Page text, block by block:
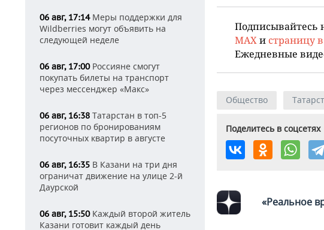
06 авг, 17:14Меры поддержки для
Wildberries могут объявить на
следующей неделе
06 авг, 17:00Россияне смогут
покупать билеты на транспорт
через мессенджер «Макс»
06 авг, 16:38 Татарстан в топ-5
регионов по бронированиям
посуточных квартир в августе
06 авг, 16:35 В Казани на три дня
ограничат движение на улице 2-й
Даурской
06 авг, 15:50Каждый второй житель
Казани готовит каждый день
Подписывайтесь
MAXи страницу
Ежедневные
Общество
Поделитесь в соцсетях
«Реальное